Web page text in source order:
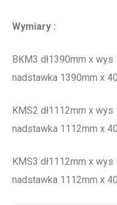
Wymiary :
BKM3 dł1390mm x
nadstawka 1390mm x
KMS2 dł1112mm x
nadstawka 1112mm x
KMS3 dł1112mm x
nadstawka 1112mm x